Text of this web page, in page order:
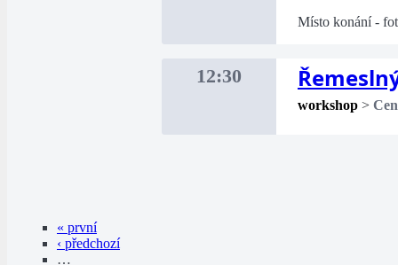
Místo konání -
12:30
workshop >
« první
‹ předchozí
…